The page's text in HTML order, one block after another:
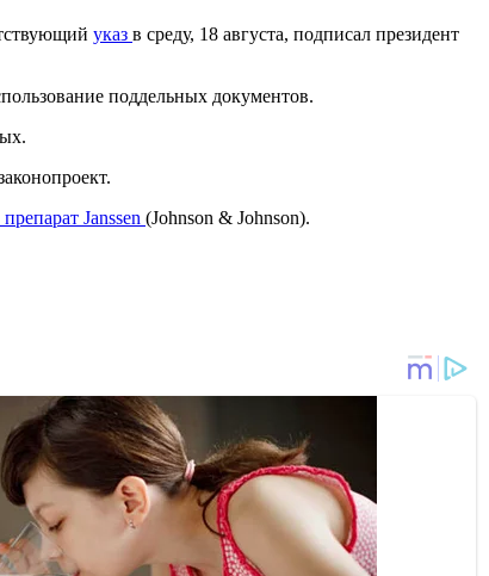
указ в среду, 18 августа, подписал президент
поддельных документов.
Janssen (Johnson & Johnson).